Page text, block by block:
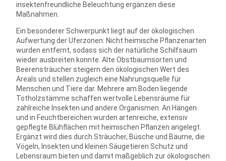
insektenfreundliche Beleuchtung ergänzen diese
Maßnahmen.
Ein besonderer Schwerpunkt liegt auf der ökologischen
Aufwertung der Uferzonen: Nicht heimische Pflanzenarten
wurden entfernt, sodass sich der natürliche Schilfsaum
wieder ausbreiten konnte. Alte Obstbaumsorten und
Beerensträucher steigern den ökologischen Wert des
Areals und stellen zugleich eine Nahrungsquelle für
Menschen und Tiere dar. Mehrere am Boden liegende
Totholzstämme schaffen wertvolle Lebensräume für
zahlreiche Insekten und andere Organismen. An Hängen
und in Feuchtbereichen wurden artenreiche, extensiv
gepflegte Blühflächen mit heimischen Pflanzen angelegt.
Ergänzt wird dies durch Sträucher, Büsche und Bäume, die
Vögeln, Insekten und kleinen Säugetieren Schutz und
Lebensraum bieten und damit maßgeblich zur ökologischen